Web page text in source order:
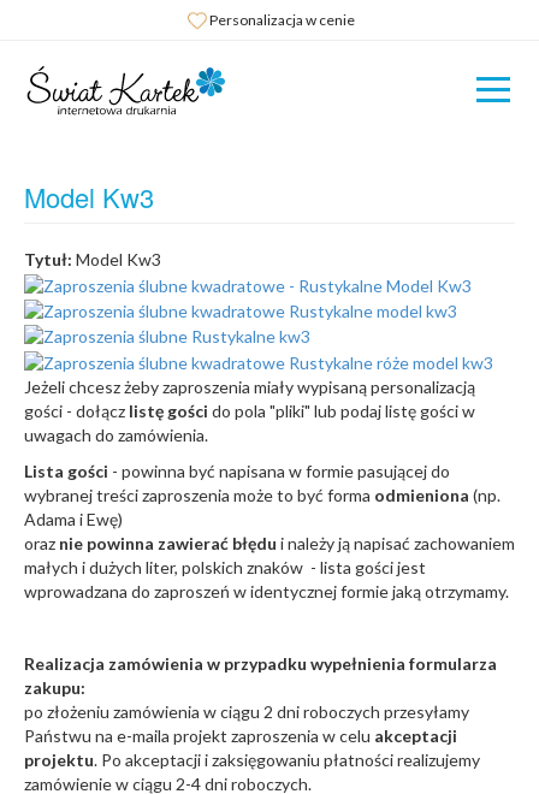
Personalizacja w cenie
Model Kw3
Tytuł: Model Kw3
Jeżeli chcesz żeby zaproszenia miały wypisaną personalizacją
gości - dołącz listę gości do pola "pliki" lub podaj listę gości w
uwagach do zamówienia.
Lista gości - powinna być napisana w formie pasującej do
wybranej treści zaproszenia może to być forma odmieniona (np.
Adama i Ewę)
oraz nie powinna zawierać błędu i należy ją napisać zachowaniem
małych i dużych liter, polskich znaków - lista gości jest
wprowadzana do zaproszeń w identycznej formie jaką otrzymamy.
Realizacja zamówienia w przypadku wypełnienia formularza
zakupu:
po złożeniu zamówienia w ciągu 2 dni roboczych przesyłamy
Państwu na e-maila projekt zaproszenia w celu akceptacji
projektu. Po akceptacji i zaksięgowaniu płatności realizujemy
zamówienie w ciągu 2-4 dni roboczych.